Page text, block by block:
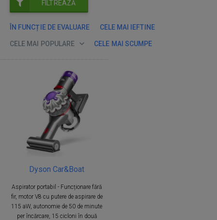
FILTREAZĂ
ÎN FUNCȚIE DE EVALUARE CELE MAI IEFTINE
CELE MAI POPULARE CELE MAI SCUMPE
Dyson Car&Boat
Aspirator portabil - Funcționare fără
fir, motor V8 cu putere de aspirare de
115 aW, autonomie de 50 de minute
per încărcare, 15 cicloni în două